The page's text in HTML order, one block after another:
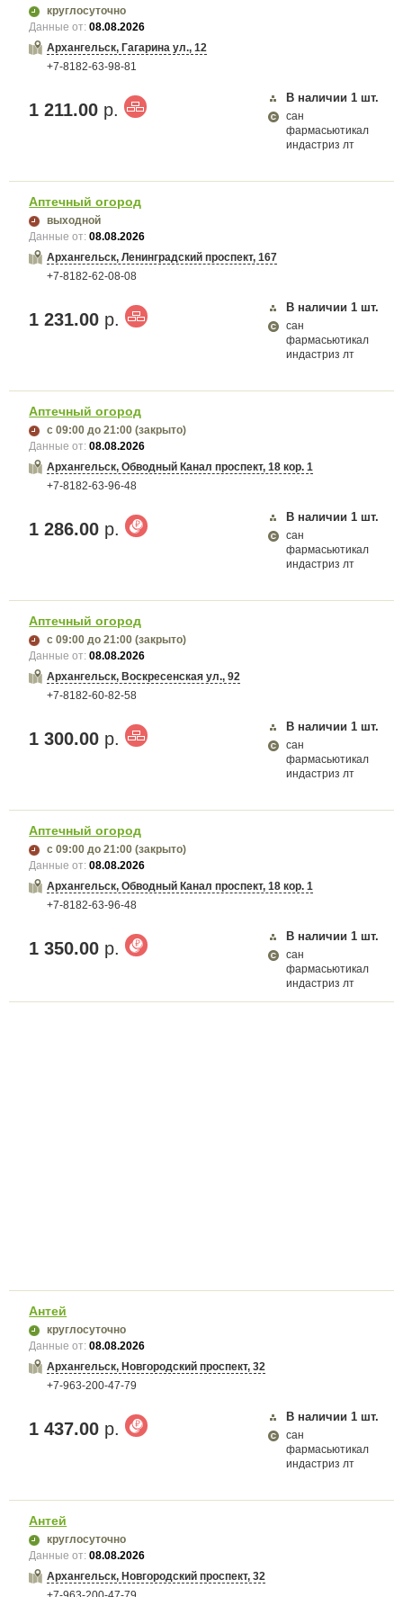
круглосуточно
Данные от:08.08.2026
Архангельск, Гагарина ул., 12
+7-8182-63-98-81
1 211.00 р.
В наличии 1 шт.
сан
фармасьютикал
индастриз лт
Аптечный огород
выходной
Данные от:08.08.2026
Архангельск, Ленинградский проспект, 167
+7-8182-62-08-08
1 231.00 р.
В наличии 1 шт.
сан
фармасьютикал
индастриз лт
Аптечный огород
с 09:00 до 21:00 (закрыто)
Данные от:08.08.2026
Архангельск, Обводный Канал проспект, 18 кор. 1
+7-8182-63-96-48
1 286.00 р.
В наличии 1 шт.
сан
фармасьютикал
индастриз лт
Аптечный огород
с 09:00 до 21:00 (закрыто)
Данные от:08.08.2026
Архангельск, Воскресенская ул., 92
+7-8182-60-82-58
1 300.00 р.
В наличии 1 шт.
сан
фармасьютикал
индастриз лт
Аптечный огород
с 09:00 до 21:00 (закрыто)
Данные от:08.08.2026
Архангельск, Обводный Канал проспект, 18 кор. 1
+7-8182-63-96-48
1 350.00 р.
В наличии 1 шт.
сан
фармасьютикал
индастриз лт
Антей
круглосуточно
Данные от:08.08.2026
Архангельск, Новгородский проспект, 32
+7-963-200-47-79
1 437.00 р.
В наличии 1 шт.
сан
фармасьютикал
индастриз лт
Антей
круглосуточно
Данные от:08.08.2026
Архангельск, Новгородский проспект, 32